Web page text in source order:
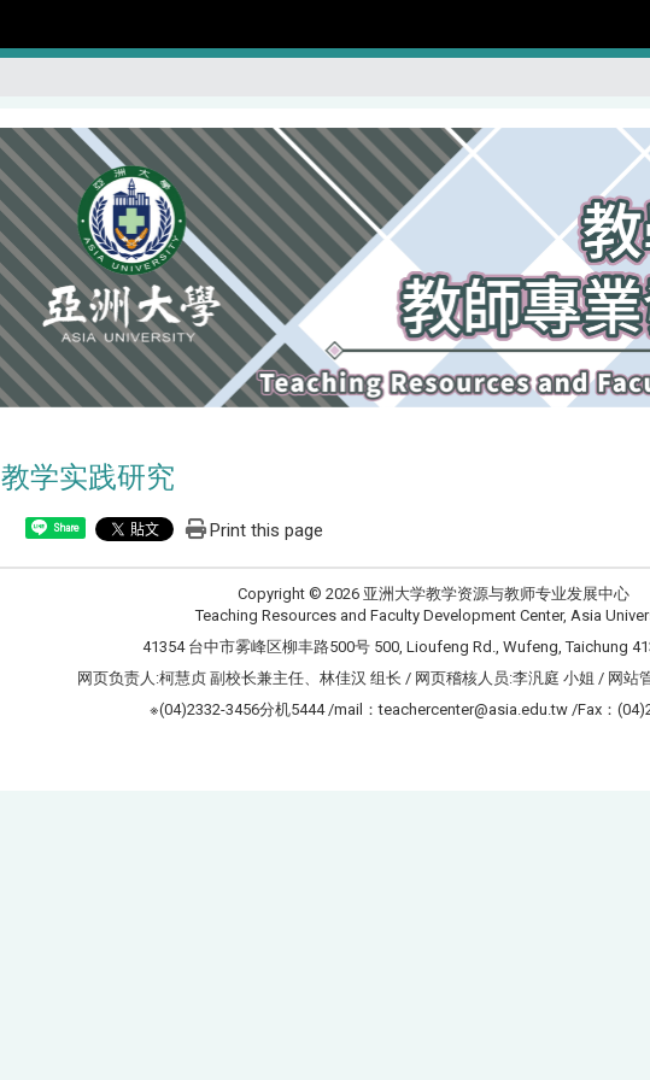
教学实践研究
Share Print this page
Copyright © 2026 亚洲大学教学资源与教师专业发展中心
Teaching Resources and Faculty Development Center, Asia
41354 台中市雾峰区柳丰路500号 500, Lioufeng Rd., Wufeng, Taichung
网页负责人:柯慧贞 副校长兼主任、林佳汉 组长 / 网页稽核人员:李汎庭 小姐 / 网站
※(04)2332-3456分机5444 /mail：teachercenter@asia.edu.tw /Fax：